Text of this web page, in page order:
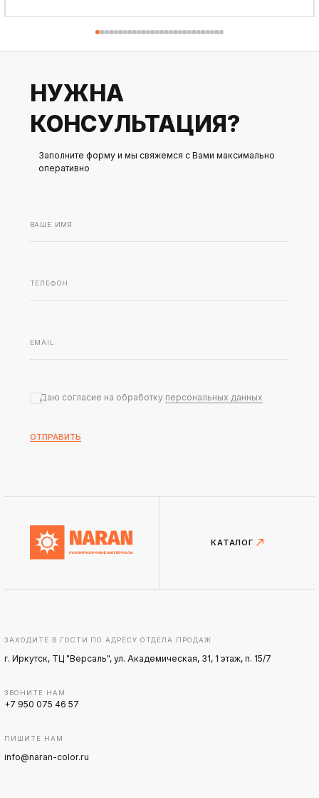
ПОДРОБНЕЕ
КАТАЛОГ
ЗАХОДИТЕ В ГОСТИ ПО АДРЕСУ ОТДЕЛА ПРОДАЖ
г. Иркутск, ТЦ "Версаль", ул. Академическая, 31, 1 этаж, п. 15/7
ЗВОНИТЕ НАМ
+7 950 075 46 57
ПИШИТЕ НАМ
info@naran-color.ru
НУЖНА
КОНСУЛЬТАЦИЯ?
Заполните форму и мы свяжемся с Вами максимально
оперативно
Даю согласие на обработку персональных данных
ОТПРАВИТЬ